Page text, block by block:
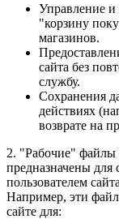
Управление
"корзину
магазинов.
сайта без
службу.
Сохранения
действиях
возврате на
2. "Рабочие"
предназначены
пользователем
Например, эти
сайте для: